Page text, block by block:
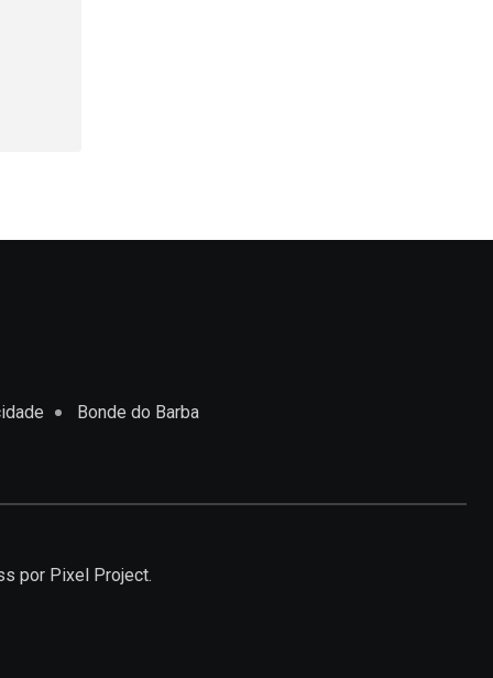
Bonde do Barba
por Pixel Project.